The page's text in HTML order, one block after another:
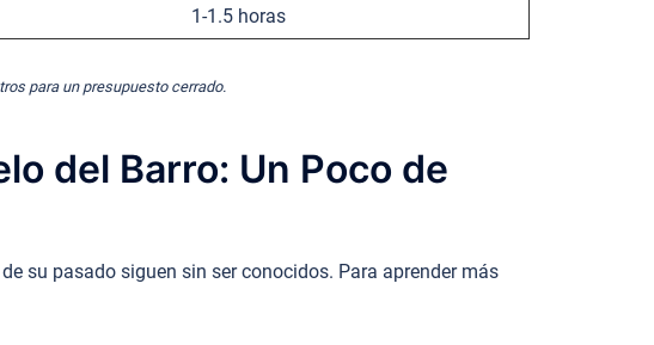
1-1.5 horas
para un presupuesto cerrado.
del Barro: Un Poco de
su pasado siguen sin ser conocidos. Para aprender más